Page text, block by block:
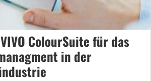
ColourSuite für das
in der